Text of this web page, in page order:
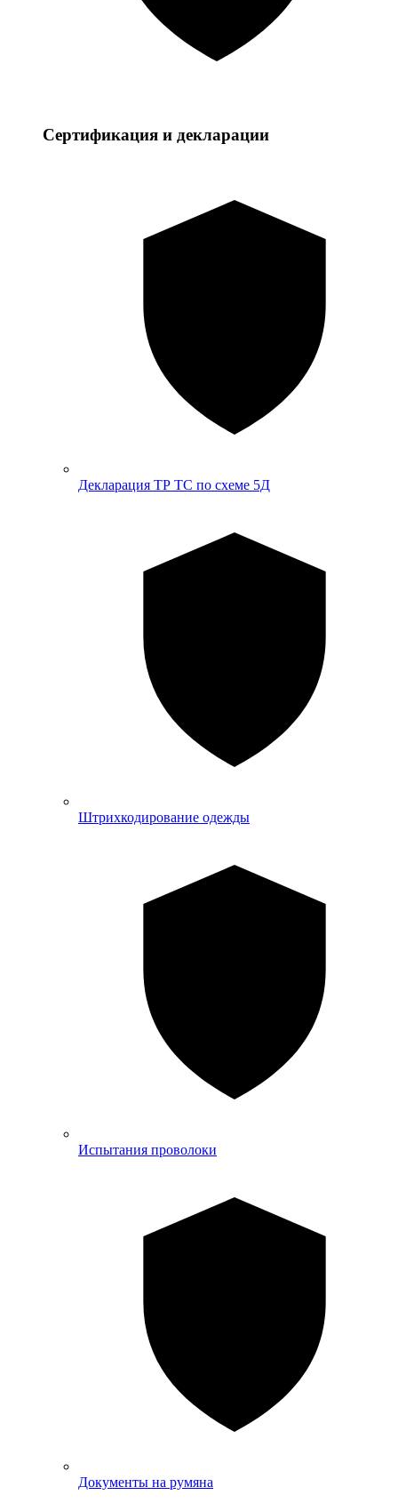
Сертификация и декларации
Декларация ТР ТС по схеме 5Д
Штрихкодирование одежды
Испытания проволоки
Документы на румяна